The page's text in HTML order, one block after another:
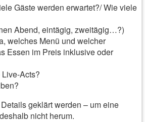
Gäste werden erwartet?/ Wie viele
Abend, eintägig, zweitägig…?)
welches Menü und welcher
Essen im Preis inklusive oder
Acts?
geklärt werden – um eine
nicht herum.